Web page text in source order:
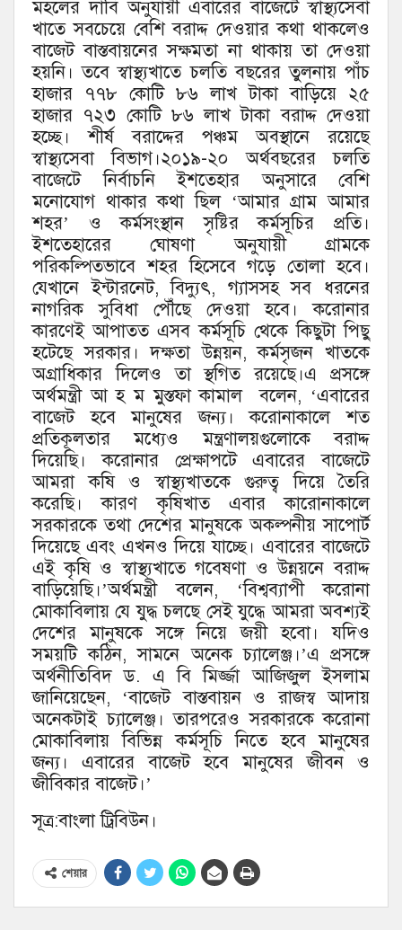
মহলের দাবি অনুযায়ী এবারের বাজেটে স্বাস্থ্যসেবা
খাতে সবচেয়ে বেশি বরাদ্দ দেওয়ার কথা থাকলেও
বাজেট বাস্তবায়নের সক্ষমতা না থাকায় তা দেওয়া
হয়নি। তবে স্বাস্থ্যখাতে চলতি বছরের তুলনায় পাঁচ
হাজার ৭৭৮ কোটি ৮৬ লাখ টাকা বাড়িয়ে ২৫
হাজার ৭২৩ কোটি ৮৬ লাখ টাকা বরাদ্দ দেওয়া
হচ্ছে। শীর্ষ বরাদ্দের পঞ্চম অবস্থানে রয়েছে
স্বাস্থ্যসেবা বিভাগ।২০১৯-২০ অর্থবছরের চলতি
বাজেটে নির্বাচনি ইশতেহার অনুসারে বেশি
মনোযোগ থাকার কথা ছিল ‘আমার গ্রাম আমার
শহর’ ও কর্মসংস্থান সৃষ্টির কর্মসূচির প্রতি।
ইশতেহারের ঘোষণা অনুযায়ী গ্রামকে
পরিকল্পিতভাবে শহর হিসেবে গড়ে তোলা হবে।
যেখানে ইন্টারনেট, বিদ্যুৎ, গ্যাসসহ সব ধরনের
নাগরিক সুবিধা পৌঁছে দেওয়া হবে। করোনার
কারণেই আপাতত এসব কর্মসূচি থেকে কিছুটা পিছু
হটেছে সরকার। দক্ষতা উন্নয়ন, কর্মসৃজন খাতকে
অগ্রাধিকার দিলেও তা স্থগিত রয়েছে।এ প্রসঙ্গে
অর্থমন্ত্রী আ হ ম মুস্তফা কামাল বলেন, ‘এবারের
বাজেট হবে মানুষের জন্য। করোনাকালে শত
প্রতিকূলতার মধ্যেও মন্ত্রণালয়গুলোকে বরাদ্দ
দিয়েছি। করোনার প্রেক্ষাপটে এবারের বাজেটে
আমরা কষি ও স্বাস্থ্যখাতকে গুরুত্ব দিয়ে তৈরি
করেছি। কারণ কৃষিখাত এবার কারোনাকালে
সরকারকে তথা দেশের মানুষকে অকল্পনীয় সাপোর্ট
দিয়েছে এবং এখনও দিয়ে যাচ্ছে। এবারের বাজেটে
এই কৃষি ও স্বাস্থ্যখাতে গবেষণা ও উন্নয়নে বরাদ্দ
বাড়িয়েছি।’অর্থমন্ত্রী বলেন, ‘বিশ্বব্যাপী করোনা
মোকাবিলায় যে যুদ্ধ চলছে সেই যুদ্ধে আমরা অবশ্যই
দেশের মানুষকে সঙ্গে নিয়ে জয়ী হবো। যদিও
সময়টি কঠিন, সামনে অনেক চ্যালেঞ্জ।’এ প্রসঙ্গে
অর্থনীতিবিদ ড. এ বি মির্জ্জা আজিজুল ইসলাম
জানিয়েছেন, ‘বাজেট বাস্তবায়ন ও রাজস্ব আদায়
অনেকটাই চ্যালেঞ্জ। তারপরেও সরকারকে করোনা
মোকাবিলায় বিভিন্ন কর্মসূচি নিতে হবে মানুষের
জন্য। এবারের বাজেট হবে মানুষের জীবন ও
জীবিকার বাজেট।’
সূত্র:বাংলা ট্রিবিউন।
শেয়ার